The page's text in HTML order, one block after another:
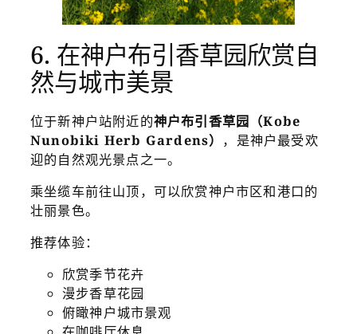
6. 在神户布引香草园欣赏自
然与城市美景
位于新神户站附近的神户布引香草园（Kobe
Nunobiki Herb Gardens） ，是神户最受欢
迎的自然观光景点之一。
乘坐缆车前往山顶，可以欣赏神户市区和港口的
壮丽景色。
推荐体验：
欣赏季节花卉
漫步香草花园
俯瞰神户城市景观